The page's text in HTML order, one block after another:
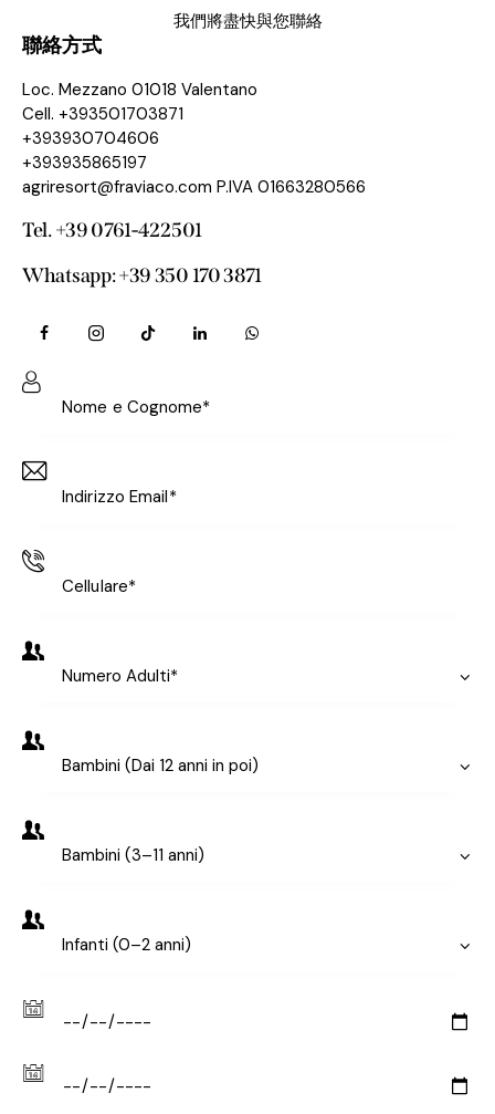
我們將盡快與您聯絡
聯絡方式
Loc. Mezzano 01018 Valentano
Cell. +393501703871
+393930704606
+393935865197
agriresort@fraviaco.com P.IVA 01663280566
Tel. +39 0761-422501
Whatsapp: +39 350 170 3871‬